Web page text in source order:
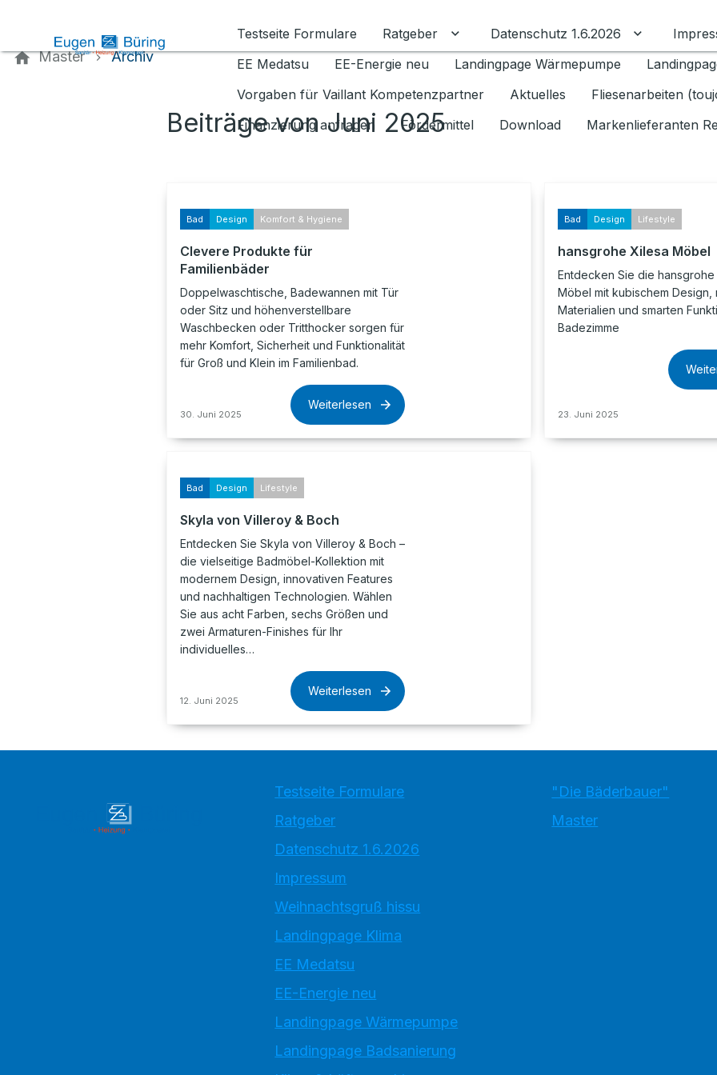
Testseite Formulare
Ratgeber Untermenü für Ratgeber umschalten
Datenschutz 1.6.2026 Untermenü
EE Medatsu
EE-Energie neu Landingpage Wärmepumpe
Vorgaben für Vaillant Kompetenzpartner
Aktuelles Fliesenarbeiten
Finanzierung anfragen
Fördermittel Download Markenlieferanten
Master Archiv
Beiträge von Juni 2025
Bad Design Komfort & Hygiene
Clevere Produkte für
Familienbäder
Doppelwaschtische, Badewannen mit Tür
oder Sitz und höhenverstellbare
Waschbecken oder Tritthocker sorgen für
mehr Komfort, Sicherheit und Funktionalität
für Groß und Klein im Familienbad.
30. Juni 2025
Weiterlesen
Bad Design Lifestyle
hansgrohe Xilesa Möbel
Entdecken Sie die hansgrohe
Möbel mit kubischem Design,
Materialien und smarten
Badezimme
23. Juni 2025
Bad Design Lifestyle
Skyla von Villeroy & Boch
Entdecken Sie Skyla von Villeroy & Boch –
die vielseitige Badmöbel-Kollektion mit
modernem Design, innovativen Features
und nachhaltigen Technologien. Wählen
Sie aus acht Farben, sechs Größen und
zwei Armaturen-Finishes für Ihr
individuelles…
12. Juni 2025
Weiterlesen
Testseite Formulare
Ratgeber
Datenschutz 1.6.2026
Impressum
Weihnachtsgruß hissu
Landingpage Klima
EE Medatsu
EE-Energie neu
Landingpage Wärmepumpe
Landingpage Badsanierung
"Die Bäderbauer"
Master